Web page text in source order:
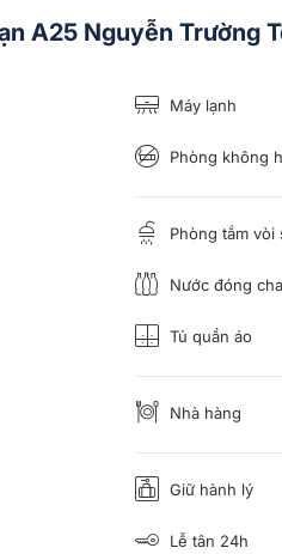
A25 Nguyễn Trường
Máy lạnh
Phòng không
Phòng tắm vòi
Nước đóng
Tủ quần áo
Nhà hàng
Giữ hành lý
Lễ tân 24h